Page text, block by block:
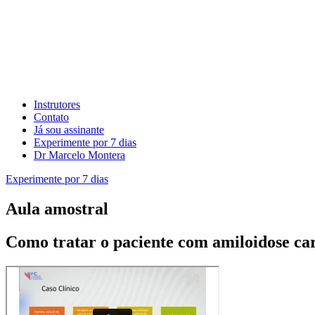
Instrutores
Contato
Já sou assinante
Experimente por 7 dias
Dr Marcelo Montera
Experimente por 7 dias
Aula amostral
Como tratar o paciente com amiloidose